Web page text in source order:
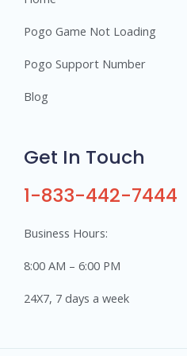
Pogo Game Not Loading
Pogo Support Number
Blog
Get In Touch
1-833-442-7444
Business Hours:
8:00 AM – 6:00 PM
24X7, 7 days a week